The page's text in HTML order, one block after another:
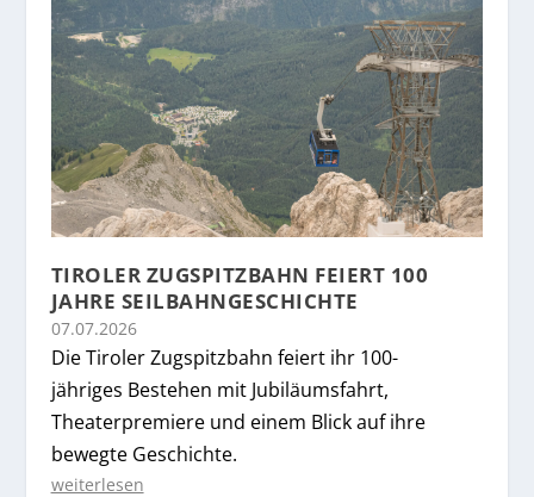
TIROLER ZUGSPITZBAHN FEIERT 100
JAHRE SEILBAHNGESCHICHTE
07.07.2026
Die Tiroler Zugspitzbahn feiert ihr 100-
jähriges Bestehen mit Jubiläumsfahrt,
Theaterpremiere und einem Blick auf ihre
bewegte Geschichte.
weiterlesen